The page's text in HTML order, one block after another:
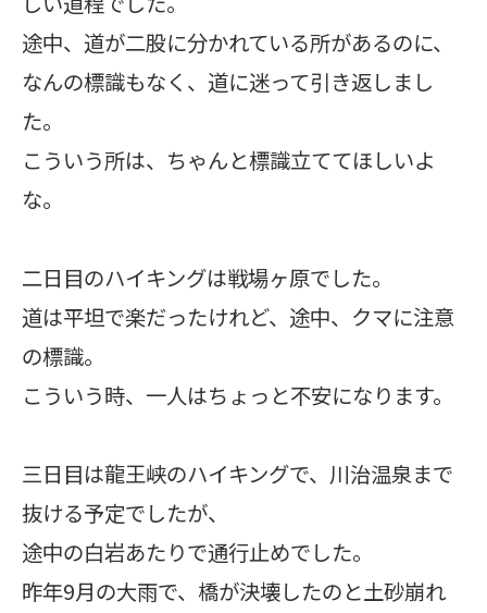
途中、道が二股に分かれている所があるのに、
なんの標識もなく、道に迷って引き返しまし
た。
こういう所は、ちゃんと標識立ててほしいよ
な。
二日目のハイキングは戦場ヶ原でした。
道は平坦で楽だったけれど、途中、クマに注意
の標識。
こういう時、一人はちょっと不安になります。
三日目は龍王峡のハイキングで、川治温泉まで
抜ける予定でしたが、
途中の白岩あたりで通行止めでした。
昨年9月の大雨で、橋が決壊したのと土砂崩れ